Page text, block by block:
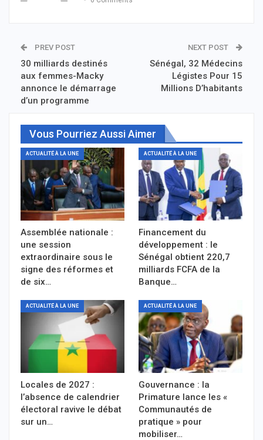
PREV POST
30 milliards destinés
aux femmes-Macky
annonce le démarrage
d’un programme
NEXT POST
Sénégal, 32 Médecins
Légistes Pour 15
Millions D’habitants
Vous Pourriez Aussi Aimer
ACTUALITÉ À LA UNE
Assemblée nationale :
une session
extraordinaire sous le
signe des réformes et
de six…
ACTUALITÉ À LA UNE
Financement du
développement : le
Sénégal obtient 220,7
milliards FCFA de la
Banque…
ACTUALITÉ À LA UNE
Locales de 2027 :
l’absence de calendrier
électoral ravive le débat
sur un…
ACTUALITÉ À LA UNE
Gouvernance : la
Primature lance les «
Communautés de
pratique » pour
mobiliser…